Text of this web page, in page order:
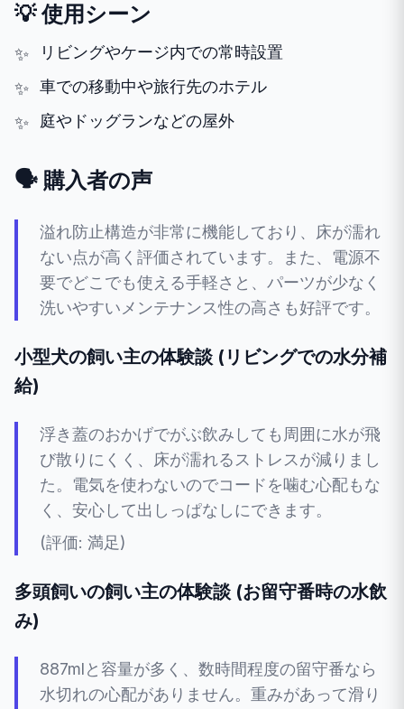
💡 使用シーン
リビングやケージ内での常時設置
車での移動中や旅行先のホテル
庭やドッグランなどの屋外
🗣️ 購入者の声
溢れ防止構造が非常に機能しており、床が濡れ
ない点が高く評価されています。また、電源不
要でどこでも使える手軽さと、パーツが少なく
洗いやすいメンテナンス性の高さも好評です。
小型犬の飼い主の体験談 (リビングでの水分補
給)
浮き蓋のおかげでがぶ飲みしても周囲に水が飛
び散りにくく、床が濡れるストレスが減りまし
た。電気を使わないのでコードを噛む心配もな
く、安心して出しっぱなしにできます。
(評価: 満足)
多頭飼いの飼い主の体験談 (お留守番時の水飲
み)
887mlと容量が多く、数時間程度の留守番なら
水切れの心配がありません。重みがあって滑り